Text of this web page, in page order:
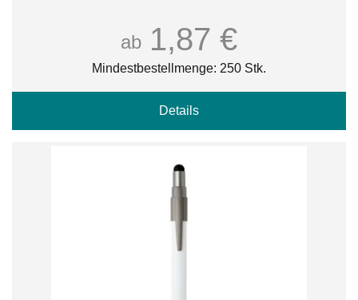
ab 1,87 €
Mindestbestellmenge: 250 Stk.
Details